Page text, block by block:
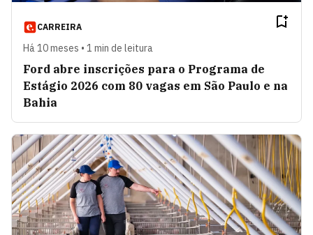
CARREIRA
Há 10 meses • 1 min de leitura
Ford abre inscrições para o Programa de
Estágio 2026 com 80 vagas em São Paulo e na
Bahia